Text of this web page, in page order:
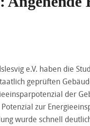
e.V. haben die
geprüften
der
zur
wurde schnell